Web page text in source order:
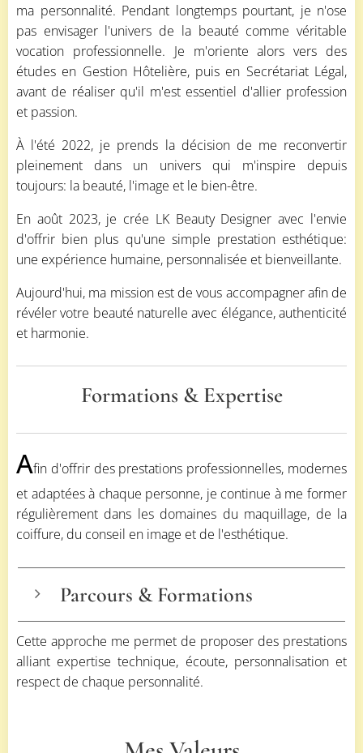
ma personnalité. Pendant longtemps pourtant, je n'ose
pas envisager l'univers de la beauté comme véritable
vocation professionnelle. Je m'oriente alors vers des
études en Gestion Hôtelière, puis en Secrétariat Légal,
avant de réaliser qu'il m'est essentiel d'allier profession
et passion.
À l'été 2022, je prends la décision de me reconvertir
pleinement dans un univers qui m'inspire depuis
toujours: la beauté, l'image et le bien-être.
En août 2023, je crée LK Beauty Designer avec l'envie
d'offrir bien plus qu'une simple prestation esthétique:
une expérience humaine, personnalisée et bienveillante.
Aujourd'hui, ma mission est de vous accompagner afin de
révéler votre beauté naturelle avec élégance, authenticité
et harmonie.
Formations & Expertise
Afin d'offrir des prestations professionnelles, modernes
et adaptées à chaque personne, je continue à me former
régulièrement dans les domaines du maquillage, de la
coiffure, du conseil en image et de l'esthétique.
Parcours & Formations
Européen d'Esthétique de Bruxelles
(CEDEB)
Cette approche me permet de proposer des prestations
alliant expertise technique, écoute, personnalisation et
respect de chaque personnalité.